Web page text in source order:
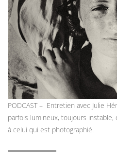
PODCAST – Entretien avec Julie
parfois lumineux, toujours
à celui qui est photographié.